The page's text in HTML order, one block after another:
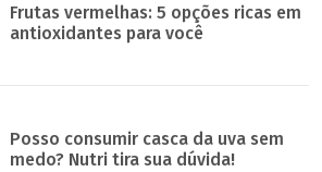
Frutas vermelhas: 5 opções ricas em
antioxidantes para você
Posso consumir casca da uva sem
medo? Nutri tira sua dúvida!